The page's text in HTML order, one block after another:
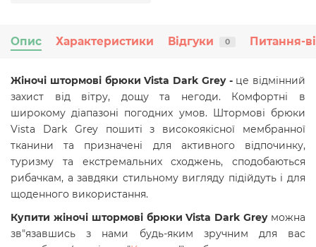
Опис Характеристики Відгуки 0 Питання-
Жіночі штормові брюки Vista Dark Grey - це відмінний
захист від вітру, дощу та негоди. Комфортні в
широкому діапазоні погодних умов. Штормові брюки
Vista Dark Grey пошиті з високоякісної мембранної
тканини та призначені для активного відпочинку,
туризму та екстремальних сходжень, сподобаються
рибачкам, а завдяки стильному вигляду підійдуть і для
щоденного використання.
Купити жіночі штормові брюки Vista Dark Grey можна
зв"язавшись з нами будь-яким зручним для вас